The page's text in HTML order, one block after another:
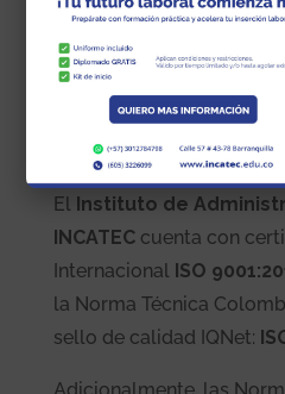
El Instituto de
INCATECcuenta con
Internacional ISO
la Norma Técnica
sello de calidad IQNet: